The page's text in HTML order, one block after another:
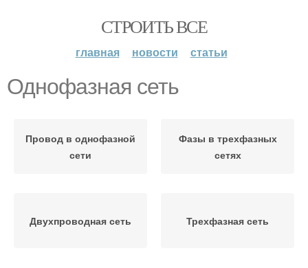
СТРОИТЬ ВСЕ
главная новости статьи
Однофазная сеть
Провод в однофазной
сети
Фазы в трехфазных
сетях
Двухпроводная сеть Трехфазная сеть